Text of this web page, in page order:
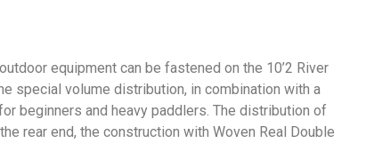
equipment can be fastened on the 10’2 River
special volume distribution, in combination with a
beginners and heavy paddlers. The distribution of
rear end, the construction with Woven Real Double